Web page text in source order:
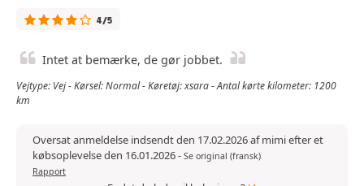
4/5
Intet at bemærke, de gør jobbet.
Vejtype: Vej - Kørsel: Normal - Køretøj: xsara - Antal kørte kilometer: 1200
km
Oversat anmeldelse indsendt den 17.02.2026 af mimi efter et
købsoplevelse den 16.01.2026- Se original (fransk)
Rapport